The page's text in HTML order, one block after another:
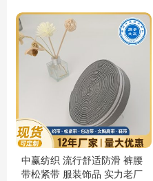
中赢纺织 流行舒适防滑 裤腰
带松紧带 服装饰品 实力老厂